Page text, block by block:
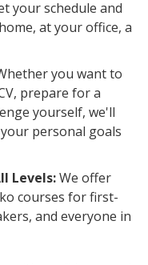
your schedule and
at your office, a
you want to
prepare for a
yourself, we'll
personal goals
Levels:We offer
courses for first-
and everyone in